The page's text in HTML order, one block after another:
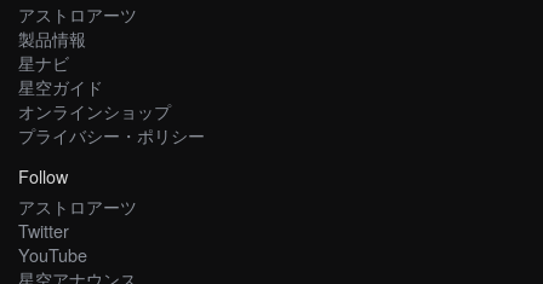
アストロアーツ
製品情報
星ナビ
星空ガイド
オンラインショップ
プライバシー・ポリシー
Follow
アストロアーツ
Twitter
YouTube
星空アナウンス